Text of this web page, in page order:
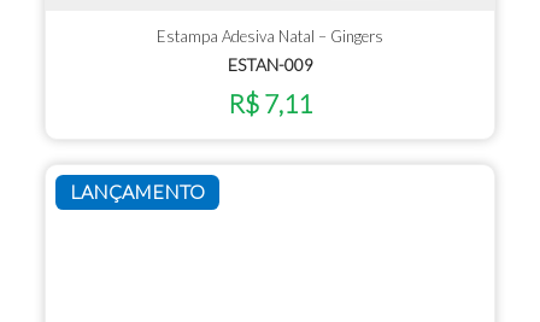
Estampa Adesiva Natal – Gingers
ESTAN-009
R$ 7,11
LANÇAMENTO